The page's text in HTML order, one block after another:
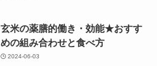
玄米の薬膳的働き・効能★おすす
めの組み合わせと食べ方
2024-06-03